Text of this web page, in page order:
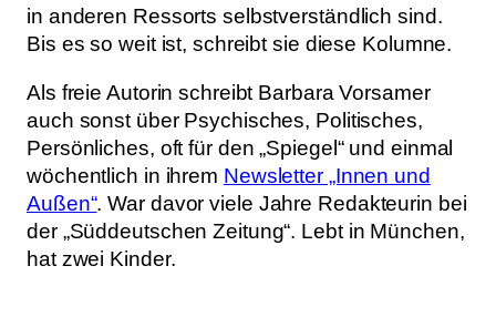
in anderen Ressorts selbstverständlich sind.
Bis es so weit ist, schreibt sie diese Kolumne.
Als freie Autorin schreibt Barbara Vorsamer
auch sonst über Psychisches, Politisches,
Persönliches, oft für den „Spiegel“ und einmal
wöchentlich in ihrem Newsletter „Innen und
Außen“. War davor viele Jahre Redakteurin bei
der „Süddeutschen Zeitung“. Lebt in München,
hat zwei Kinder.